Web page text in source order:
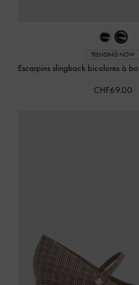
TRENDING NOW
Escarpins slingback bicolores à
CHF69.00